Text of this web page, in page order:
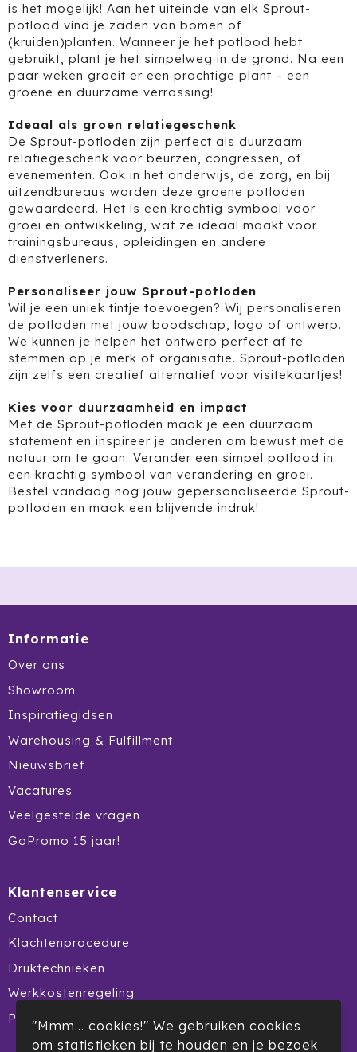
Jobman
Join The Pipe
JournalBooks
Kambukka
Karst
KING
Klean Kanteen
Kooduu
Krossland
Larq
MagLite
Maxema
Mentos
Moleskine
Muse
Norländer
Ocean Bottle
Oma's Brievenbustaart
Opinel
Orrefors
Parker
Philips
Pringles
Prixton
is het mogelijk! Aan het uiteinde van elk Sprout-
potlood vind je zaden van bomen of
(kruiden)planten. Wanneer je het potlood hebt
gebruikt, plant je het simpelweg in de grond. Na een
paar weken groeit er een prachtige plant – een
groene en duurzame verrassing!
Ideaal als groen relatiegeschenk
De Sprout-potloden zijn perfect als duurzaam
relatiegeschenk voor beurzen, congressen, of
evenementen. Ook in het onderwijs, de zorg, en bij
uitzendbureaus worden deze groene potloden
gewaardeerd. Het is een krachtig symbool voor
groei en ontwikkeling, wat ze ideaal maakt voor
trainingsbureaus, opleidingen en andere
dienstverleners.
Personaliseer jouw Sprout-potloden
Wil je een uniek tintje toevoegen? Wij personaliseren
de potloden met jouw boodschap, logo of ontwerp.
We kunnen je helpen het ontwerp perfect af te
stemmen op je merk of organisatie. Sprout-potloden
zijn zelfs een creatief alternatief voor visitekaartjes!
Kies voor duurzaamheid en impact
Met de Sprout-potloden maak je een duurzaam
statement en inspireer je anderen om bewust met de
natuur om te gaan. Verander een simpel potlood in
een krachtig symbool van verandering en groei.
Bestel vandaag nog jouw gepersonaliseerde Sprout-
potloden en maak een blijvende indruk!
Informatie
Over ons
Showroom
Inspiratiegidsen
Warehousing & Fulfillment
Nieuwsbrief
Vacatures
Veelgestelde vragen
GoPromo 15 jaar!
Klantenservice
Contact
Klachtenprocedure
Druktechnieken
Werkkostenregeling
Product Recall
"Mmm... cookies!" We gebruiken cookies
om statistieken bij te houden en je bezoek